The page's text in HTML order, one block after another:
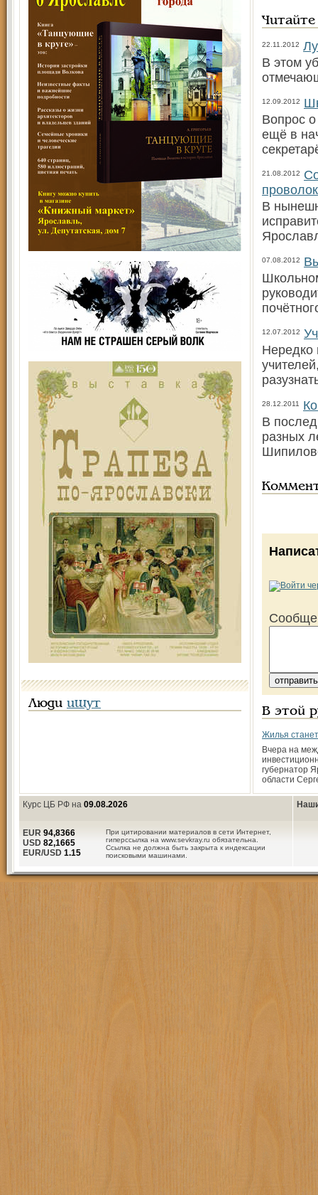
Люди ищут
22.11.2012
В этом
12.09.2012
Вопрос
ещё в
21.08.2012
В
07.08.2012
12.07.2012
Нередко
28.12.2011
В
разных
В этой
Жилья
Вчера на
губернатор
области
Курс ЦБ РФ на 09.08.2026
При цитировании материалов в сети Интернет,
гиперссылка на www.sevkray.ru обязательна.
Ссылка не должна быть закрыта к индексации
поисковыми машинами.
EUR 94,8366
USD 82,1665
EUR/USD 1.15